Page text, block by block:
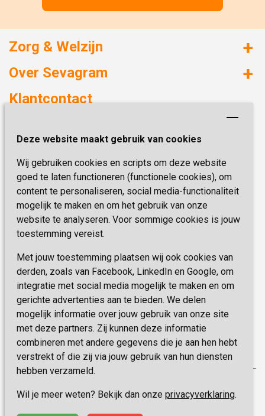
Deze website maakt gebruik van cookies
Wij gebruiken cookies en scripts om deze website
goed te laten functioneren (functionele cookies), om
content te personaliseren, social media-functionaliteit
mogelijk te maken en om het gebruik van onze
website te analyseren. Voor sommige cookies is jouw
toestemming vereist.
Met jouw toestemming plaatsen wij ook cookies van
derden, zoals van Facebook, LinkedIn en Google, om
integratie met social media mogelijk te maken en om
gerichte advertenties aan te bieden. We delen
mogelijk informatie over jouw gebruik van onze site
met deze partners. Zij kunnen deze informatie
combineren met andere gegevens die je aan hen hebt
verstrekt of die zij via jouw gebruik van hun diensten
hebben verzameld.
Wil je meer weten? Bekijk dan onze privacyverklaring.
Zorg & Welzijn
Huizen met zorg
Onze specialiteiten
Over Sevagram
Duurzaamheid
Kwaliteit & Klantbeleving
Missie & Visie
Vastgoed
Innovatie
Klantcontact
6419 PB Heerlen
Telefoon:0900 777 4 777
E-mail:zorgbemiddeling@sevagram.nl
Schrijf je nu in!
Blijf op de hoogte van de laatste activiteiten en
nieuwtjes met onze nieuwsbrief
INSCHRIJVEN
Disclaimer